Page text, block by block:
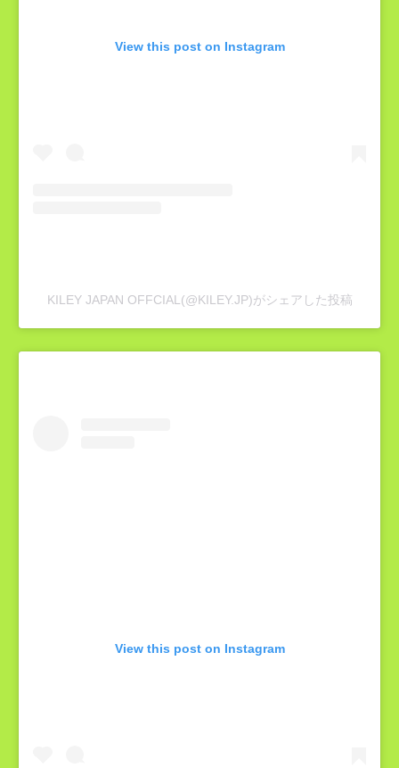
View this post on Instagram
KILEY JAPAN OFFCIAL(@KILEY.JP)がシェアした投稿
View this post on Instagram